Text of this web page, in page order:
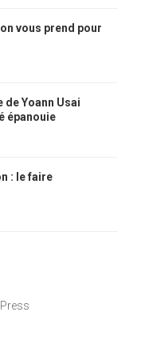
vous prend pour
de Yoann Usai
épanouie
: le faire